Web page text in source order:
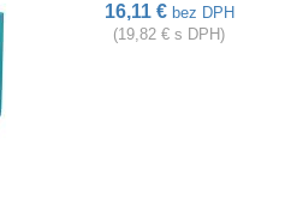
16,11 € bez DPH
(19,82 € s DPH)